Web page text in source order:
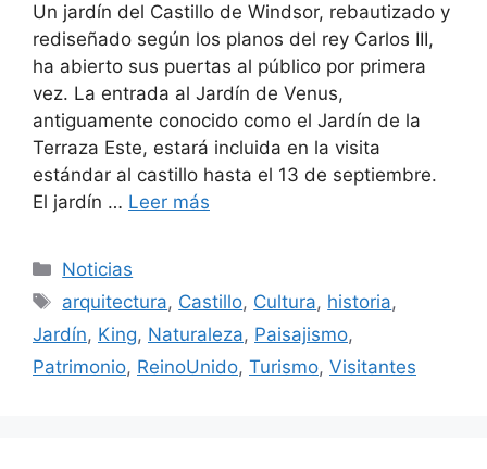
Un jardín del Castillo de Windsor, rebautizado y
rediseñado según los planos del rey Carlos III,
ha abierto sus puertas al público por primera
vez. La entrada al Jardín de Venus,
antiguamente conocido como el Jardín de la
Terraza Este, estará incluida en la visita
estándar al castillo hasta el 13 de septiembre.
El jardín … Leer más
Categorías
Noticias
Etiquetas
arquitectura, Castillo, Cultura, historia,
Jardín, King, Naturaleza, Paisajismo,
Patrimonio, ReinoUnido, Turismo, Visitantes